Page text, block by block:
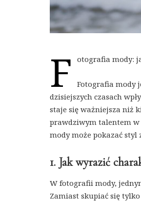
F otografia mody:
Fotografia mody
dzisiejszych czasach
staje się ważniejsza niż
prawdziwym talentem w
mody może pokazać
1. Jak wyrazić
W fotografii mody,
Zamiast skupiać się